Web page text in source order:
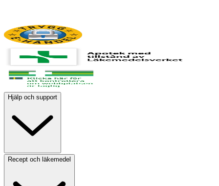
Hjälp och support
Recept och läkemedel